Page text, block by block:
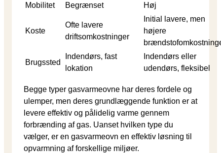
Mobilitet
Begrænset Høj
Koste
Ofte lavere
driftsomkostninger
Initial lavere, men
højere
Brugssted
Indendørs, fast
lokation
Indendørs eller
udendørs, fleksibel
Begge typer gasvarmeovne har deres fordele og
ulemper, men deres grundlæggende funktion er at
levere effektiv og pålidelig varme gennem
forbrænding af gas. Uanset hvilken type du
vælger, er en gasvarmeovn en effektiv løsning til
opvarmning af forskellige miljøer.